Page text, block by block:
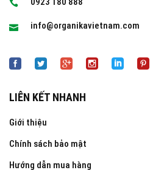
info@organikavietnam.com
LIÊN KẾT NHANH
Giới thiệu
Chính sách bảo mật
Hướng dẫn mua hàng